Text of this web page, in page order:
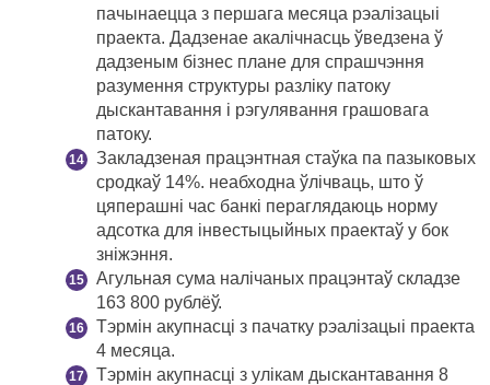
пачынаецца з першага месяца рэалізацыі
праекта. Дадзенае акалічнасць ўведзена ў
дадзеным бізнес плане для спрашчэння
разумення структуры разліку патоку
дыскантавання і рэгулявання грашовага
патоку.
Закладзеная працэнтная стаўка па пазыковых
сродкаў 14%. неабходна ўлічваць, што ў
цяперашні час банкі пераглядаюць норму
адсотка для інвестыцыйных праектаў у бок
зніжэння.
Агульная сума налічаных працэнтаў складзе
163 800 рублёў.
Тэрмін акупнасці з пачатку рэалізацыі праекта
4 месяца.
Тэрмін акупнасці з улікам дыскантавання 8